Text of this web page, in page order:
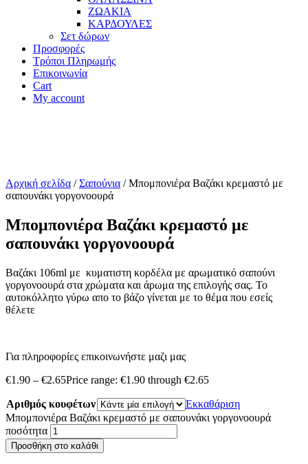
ΖΩΑΚΙΑ
ΚΑΡΔΟΥΛΕΣ
Σετ δώρων
Προσφορές
Τρόποι Πληρωμής
Επικοινωνία
Cart
My account
Αρχική σελίδα /Σαπούνια / Μπομπονιέρα Βαζάκι κρεμαστό με
σαπουνάκι γοργονοουρά
Μπομπονιέρα Βαζάκι κρεμαστό με
σαπουνάκι γοργονοουρά
Βαζάκι 106ml με κυματιστη κορδέλα με αρωματικό σαπούνι
γοργονοουρά στα χρώματα και άρωμα της επιλογής σας. Το
αυτοκόλλητο γύρω απο το βάζο γίνεται με το θέμα που εσείς
θέλετε
Για πληροφορίες επικοινωνήστε μαζι μας
€1.90 – €2.65Price range: €1.90 through €2.65
Αριθμός κουφέτων
Εκκαθάριση
Μπομπονιέρα Βαζάκι κρεμαστό με σαπουνάκι γοργονοουρά
ποσότητα
Προσθήκη στο καλάθι